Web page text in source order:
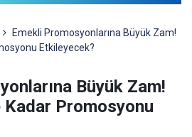
Emekli Promosyonlarına Büyük Zam!
Etkileyecek?
Büyük Zam!
Kadar Promosyonu